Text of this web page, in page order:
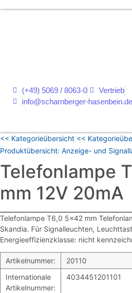
(+49) 5069 / 8063-0
Vertrieb
info@scharnberger-hasenbein.de
<< Kategorieübersicht <<
Produktübersicht: Anzeige- und
Telefonlampe
mm 12V 20mA
Telefonlampe T6,0 5×42 mm
Skandia. Für Signalleuchten,
Energieeffizienzklasse: nicht
Artikelnummer:
20110
Internationale
Artikelnummer:
4034451201101